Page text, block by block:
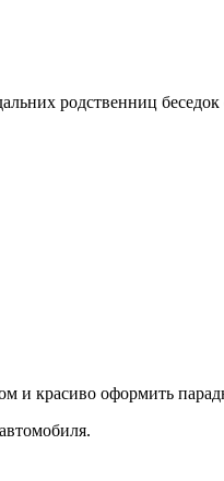
родственниц
и красиво оформить